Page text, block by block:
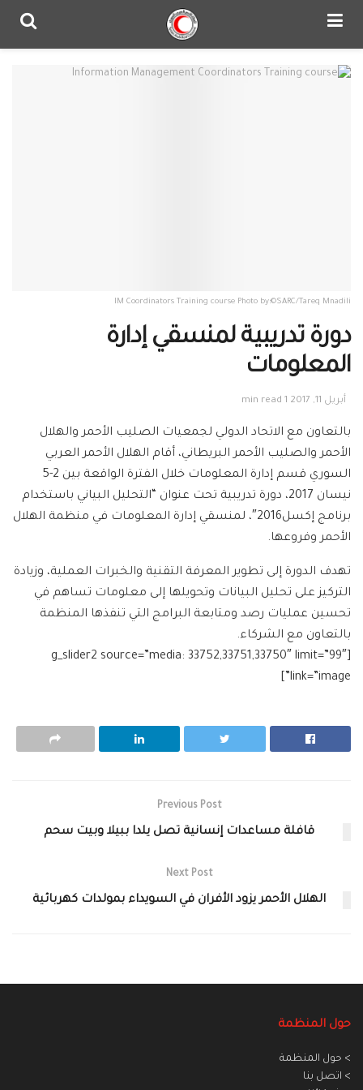
IM Coordinators Training course Photo by:©SARC/Tareq Mnadili
دورة تدريبية لمنسقي إدارة
المعلومات
أبريل 11, 2017 1 min read
بالتعاون مع الاتحاد الدولي لجمعيات الصليب الأحمر والهلال
الأحمر والصليب الأحمر البريطاني، أقام الهلال الأحمر العربي
السوري قسم إدارة المعلومات خلال الفترة الواقعة بين 2-5
نيسان 2017، دورة تدريبية تحت عنوان “التحليل البياني باستخدام
برنامج إكسل2016″، لمنسقي إدارة المعلومات في منظمة الهلال
الأحمر وفروعها.
تهدف الدورة إلى تطوير المعرفة التقنية والخبرات العملية، وزيادة
التركيز على تحليل البيانات وتحويلها إلى معلومات تساهم في
تحسين عمليات رصد ومتابعة البرامج التي تنفذها المنظمة
بالتعاون مع الشركاء.
[g_slider2 source=”media: 33752,33751,33750″ limit=”99″
link=”image”]
Previous Post
قافلة مساعدات إنسانية تصل يلدا ببيلا وبيت سحم
Next Post
الهلال الأحمر يزود الأفران في السويداء بمولدات كهربائية
حول المنظمة
> حول المنظمة
> اتصل بنا